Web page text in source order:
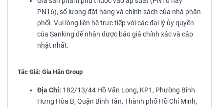
PN16), số lượng đặt hàng và chính sách của nhà phân
phối. Vui lòng liên hệ trực tiếp với các đại lý ủy quyền
của Sanking để nhận được báo giá chính xác và cập
nhật nhất.
Tác Giả: Gia Hân Group
Địa Chỉ: 182/13/44 Hồ Văn Long, KP1, Phường Bình
Hưng Hòa B, Quận Bình Tân, Thành phố Hồ Chí Minh,